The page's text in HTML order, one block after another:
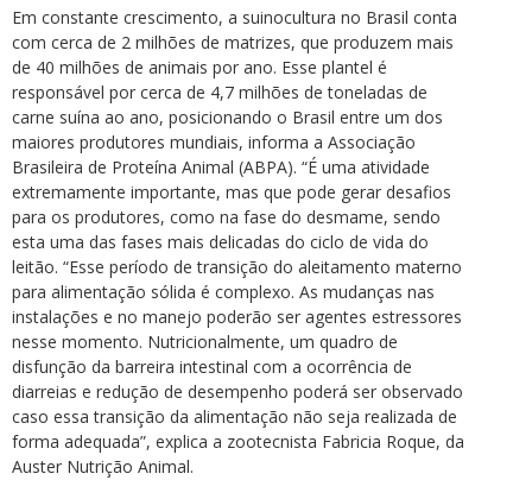
Em constante crescimento, a suinocultura no Brasil conta
com cerca de 2 milhões de matrizes, que produzem mais
de 40 milhões de animais por ano. Esse plantel é
responsável por cerca de 4,7 milhões de toneladas de
carne suína ao ano, posicionando o Brasil entre um dos
maiores produtores mundiais, informa a Associação
Brasileira de Proteína Animal (ABPA). “É uma atividade
extremamente importante, mas que pode gerar desafios
para os produtores, como na fase do desmame, sendo
esta uma das fases mais delicadas do ciclo de vida do
leitão. “Esse período de transição do aleitamento materno
para alimentação sólida é complexo. As mudanças nas
instalações e no manejo poderão ser agentes estressores
nesse momento. Nutricionalmente, um quadro de
disfunção da barreira intestinal com a ocorrência de
diarreias e redução de desempenho poderá ser observado
caso essa transição da alimentação não seja realizada de
forma adequada”, explica a zootecnista Fabricia Roque, da
Auster Nutrição Animal.